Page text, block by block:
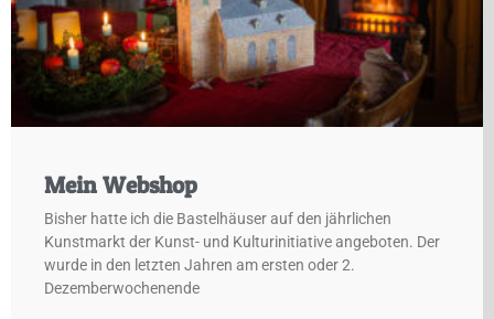
Mein Webshop
Bisher hatte ich die Bastelhäuser auf den jährlichen
Kunstmarkt der Kunst- und Kulturinitiative angeboten. Der
wurde in den letzten Jahren am ersten oder 2.
Dezemberwochenende